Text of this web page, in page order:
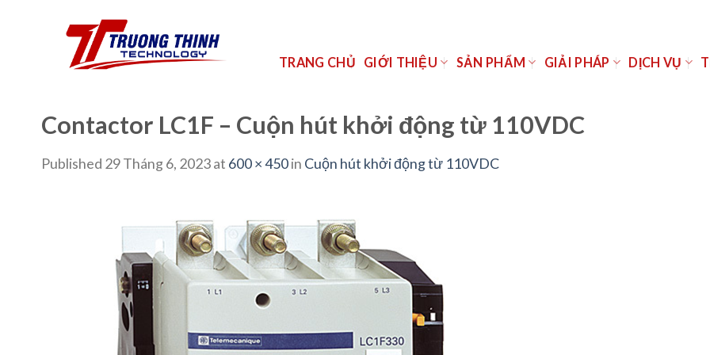
TRANG CHỦ GIỚI THIỆU SẢN PHẨM GIẢI PHÁP DỊCH VỤ
Contactor LC1F – Cuộn hút khởi động từ 110VDC
Published 29 Tháng 6, 2023at 600 × 450in Cuộn hút khởi động từ 110VDC